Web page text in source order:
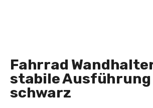
Fahrrad
stabile Ausführung
schwarz